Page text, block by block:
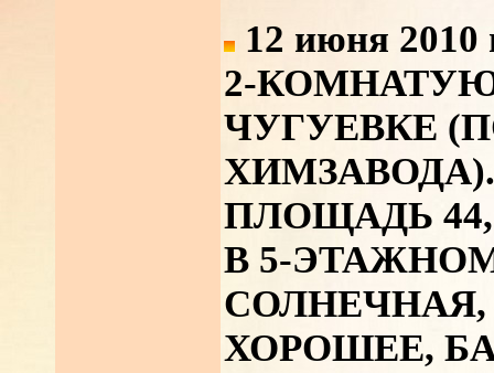
12 июня 2010
2-
ЧУГУЕВКЕ
ПЛОЩАДЬ
В 5-
ХОРОШЕЕ,